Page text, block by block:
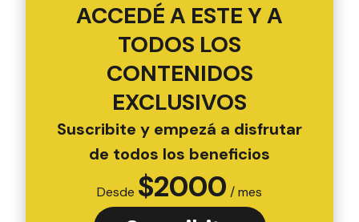
ACCEDÉ A ESTE Y A
TODOS LOS
CONTENIDOS
EXCLUSIVOS
Suscribite y empezá a disfrutar
de todos los beneficios
Desde $2000 / mes